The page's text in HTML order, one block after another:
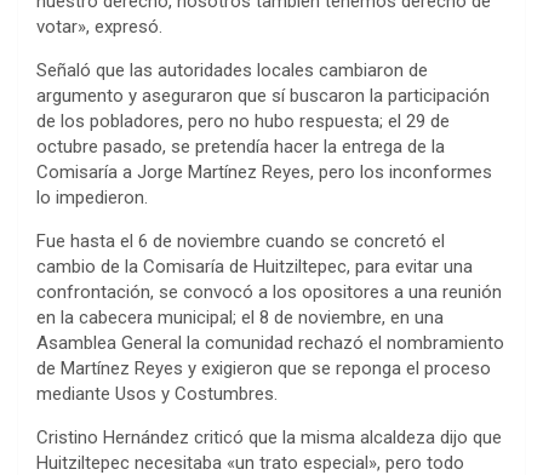
votar», expresó.
Señaló que las autoridades locales cambiaron de
argumento y aseguraron que sí buscaron la participación
de los pobladores, pero no hubo respuesta; el 29 de
octubre pasado, se pretendía hacer la entrega de la
Comisaría a Jorge Martínez Reyes, pero los inconformes
lo impedieron.
Fue hasta el 6 de noviembre cuando se concretó el
cambio de la Comisaría de Huitziltepec, para evitar una
confrontación, se convocó a los opositores a una reunión
en la cabecera municipal; el 8 de noviembre, en una
Asamblea General la comunidad rechazó el nombramiento
de Martínez Reyes y exigieron que se reponga el proceso
mediante Usos y Costumbres.
Cristino Hernández criticó que la misma alcaldeza dijo que
Huitziltepec necesitaba «un trato especial», pero todo